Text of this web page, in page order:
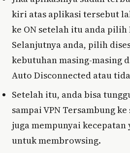
kiri atas aplikasi tersebut
ke ON setelah itu anda pilih
Selanjutnya anda, pilih
kebutuhan masing-masing
Auto Disconnected atau
Setelah itu, anda bisa
sampai VPN Tersambung
juga mempunyai
untuk membrowsing.